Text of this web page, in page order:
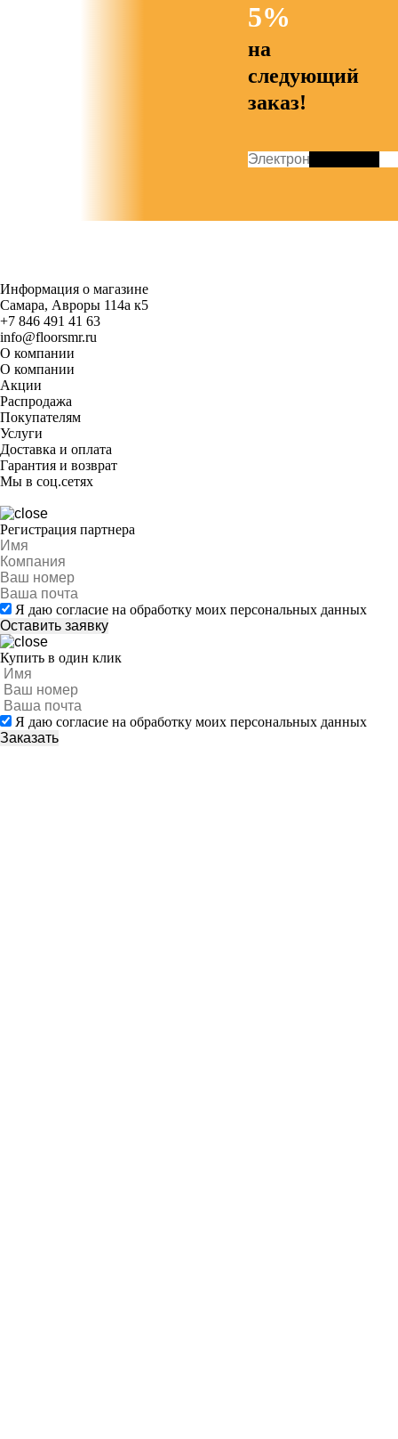
5%
на
следующий
заказ!
Информация о магазине
Самара, Авроры 114а к5
+7 846 491 41 63
info@floorsmr.ru
О компании
О компании
Акции
Распродажа
Покупателям
Услуги
Доставка и оплата
Гарантия и возврат
Мы в соц.сетях
Регистрация партнера
Я даю согласие на обработку моих персональных данных
Купить в один клик
Я даю согласие на обработку моих персональных данных